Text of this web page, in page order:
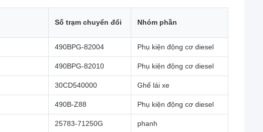
Số trạm chuyển đổi Nhóm phần
490BPG-82004 Phụ kiện động cơ diesel
490BPG-82010 Phụ kiện động cơ diesel
30CD540000 Ghế lái xe
490B-Z88 Phụ kiện động cơ diesel
25783-71250G phanh